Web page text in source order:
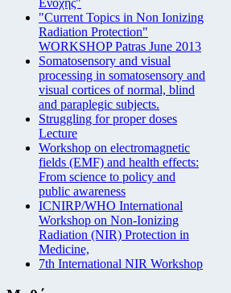
"Current Topics in Non Ionizing
Radiation Protection"
WORKSHOP Patras June 2013
Somatosensory and visual
processing in somatosensory and
visual cortices of normal, blind
and paraplegic subjects.
Struggling for proper doses
Lecture
Workshop on electromagnetic
fields (EMF) and health effects:
From science to policy and
public awareness
ICNIRP/WHO International
Workshop on Non-Ionizing
Radiation (NIR) Protection in
Medicine,
7th International NIR Workshop